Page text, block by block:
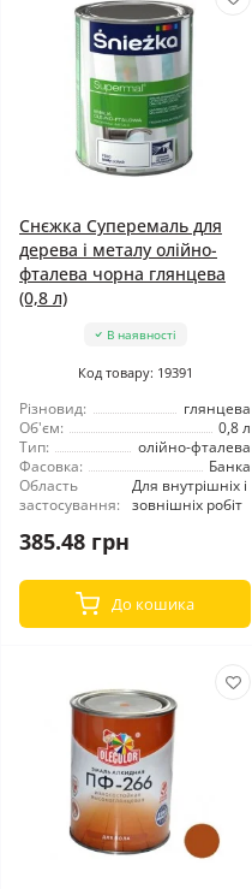
Снєжка Суперемаль для
дерева і металу олійно-
фталева чорна глянцева
(0,8 л)
В наявності
Код товару: 19391
Різновид:
глянцева
Об'єм:
0,8 л
Тип:
олійно-фталева
Фасовка:
Банка
Область
застосування:
Для внутрішніх і
зовнішніх робіт
385.48 грн
До кошика